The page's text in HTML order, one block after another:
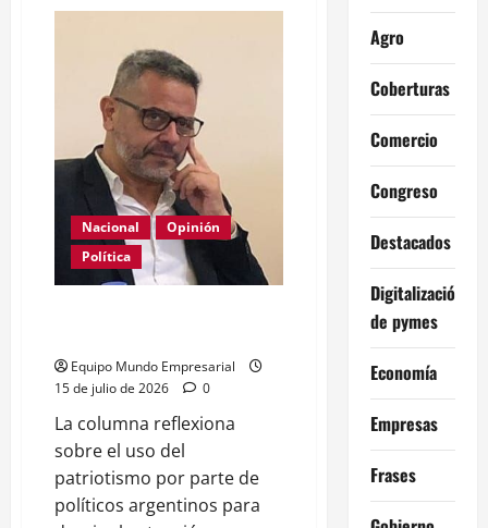
de
Milei:
indemnizaciones
el
nuevo
costo
para
pymes
Nacional
Opinión
Política
Equipo Mundo Empresarial
15 de julio de 2026
0
La columna reflexiona
sobre el uso del
patriotismo por parte de
políticos argentinos para
Agro
Coberturas
Comercio
Congreso
Destacados
Digitalización
de pymes
Economía
Empresas
Frases